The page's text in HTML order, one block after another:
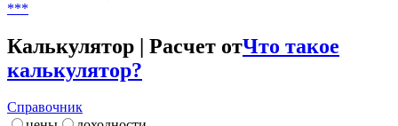
***
Калькулятор | Расчет отЧто такое
калькулятор?
Справочник